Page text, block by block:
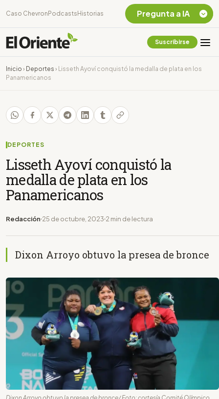
Caso Chevron Podcasts Historias
Suscribirse
Inicio › Deportes ›
Lisseth Ayoví conquistó la medalla de plata en los
Panamericanos
DEPORTES
Lisseth Ayoví conquistó la
medalla de plata en los
Panamericanos
Redacción 25 de octubre, 2023 2 min de lectura
Dixon Arroyo obtuvo la presea de bronce
Pregunta a IA
Chevron Ecuador